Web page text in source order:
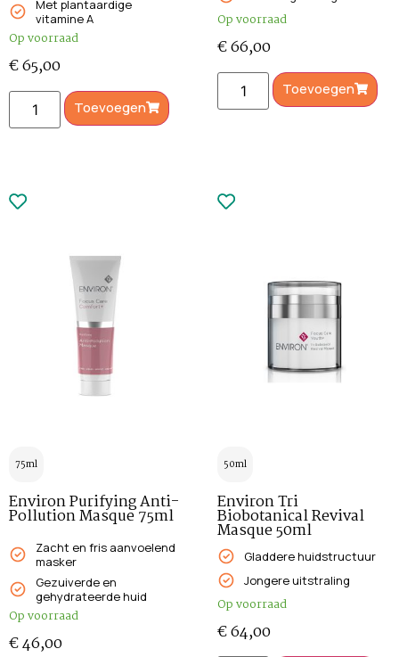
Met plantaardige
vitamine A
Op voorraad
€65,00
Toevoegen
Op voorraad
€66,00
Toevoegen
75ml
Environ Purifying Anti-
Pollution Masque 75ml
Zacht en fris aanvoelend
masker
Gezuiverde en
gehydrateerde huid
Op voorraad
€46,00
50ml
Environ Tri
Biobotanical Revival
Masque 50ml
Gladdere huidstructuur
Jongere uitstraling
Op voorraad
€64,00